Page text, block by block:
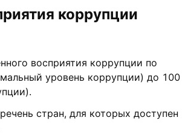
коррупции
восприятия коррупции по
уровень коррупции) до 100
стран, для которых доступен